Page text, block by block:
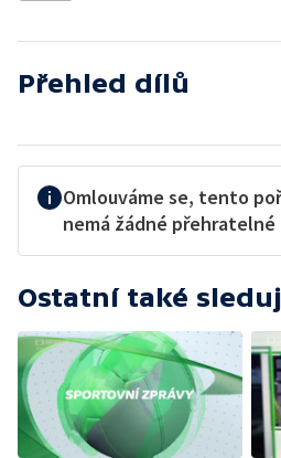
Přehled dílů
Omlouváme se, tento
nemá žádné přehratelné
Ostatní také